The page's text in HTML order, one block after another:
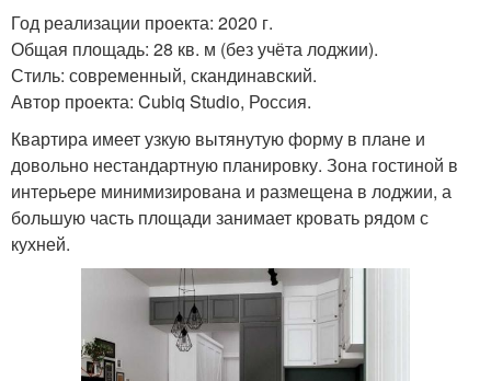
Год реализации проекта: 2020 г.
Общая площадь: 28 кв. м (без учёта лоджии).
Стиль: современный, скандинавский.
Автор проекта: Cubiq Studio, Россия.
Квартира имеет узкую вытянутую форму в плане и
довольно нестандартную планировку. Зона гостиной в
интерьере минимизирована и размещена в лоджии, а
большую часть площади занимает кровать рядом с
кухней.